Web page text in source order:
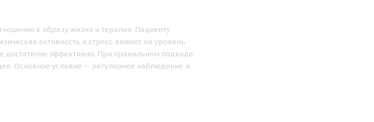
к образу жизни и терапии. Пациенту
активность и стресс влияют на уровень
достаточно эффективно. При правильном подходе
Основное условие — регулярное наблюдение и